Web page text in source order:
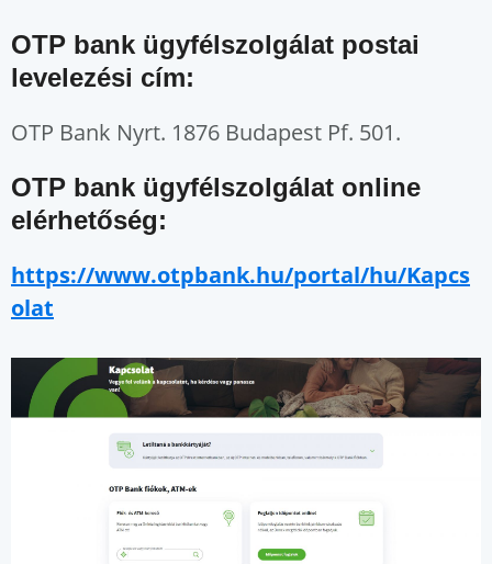
OTP bank ügyfélszolgálat postai
levelezési cím:
OTP Bank Nyrt. 1876 Budapest Pf. 501.
OTP bank ügyfélszolgálat online
elérhetőség:
https://www.otpbank.hu/portal/hu/Kapcs
olat